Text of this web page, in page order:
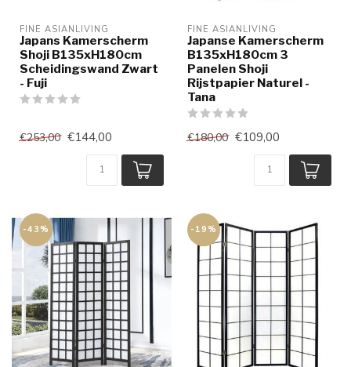
FINE ASIANLIVING
Japans Kamerscherm
Shoji B135xH180cm
Scheidingswand Zwart
- Fuji
€253,00 €144,00
FINE ASIANLIVING
Japanse Kamerscherm
B135xH180cm 3
Panelen Shoji
Rijstpapier Naturel -
Tana
€180,00 €109,00
-43% -19%